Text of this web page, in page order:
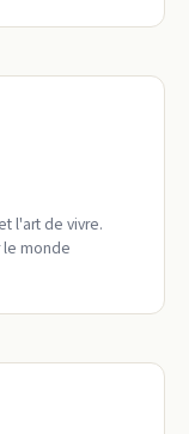
l'art de vivre.
le monde